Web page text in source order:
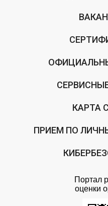
КАРТА
ПРИЕМ ПО
Портал
оценки